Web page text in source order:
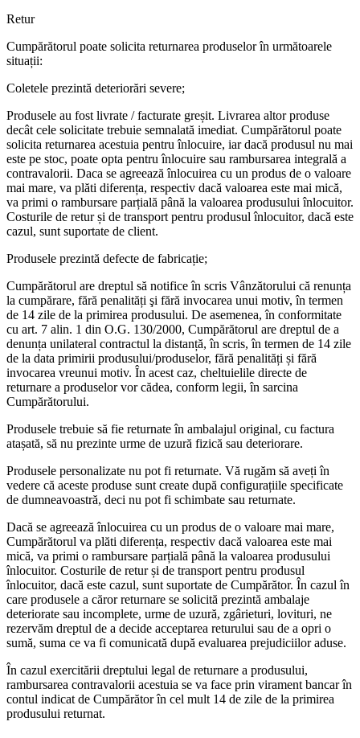
Retur
Cumpărătorul poate solicita returnarea produselor în următoarele
situații:
Coletele prezintă deteriorări severe;
Produsele au fost livrate / facturate greșit. Livrarea altor produse
decât cele solicitate trebuie semnalată imediat. Cumpărătorul poate
solicita returnarea acestuia pentru înlocuire, iar dacă produsul nu mai
este pe stoc, poate opta pentru înlocuire sau rambursarea integrală a
contravalorii. Daca se agreează înlocuirea cu un produs de o valoare
mai mare, va plăti diferența, respectiv dacă valoarea este mai mică,
va primi o rambursare parțială până la valoarea produsului înlocuitor.
Costurile de retur și de transport pentru produsul înlocuitor, dacă este
cazul, sunt suportate de client.
Produsele prezintă defecte de fabricație;
Cumpărătorul are dreptul să notifice în scris Vânzătorului că renunța
la cumpărare, fără penalități şi fără invocarea unui motiv, în termen
de 14 zile de la primirea produsului. De asemenea, în conformitate
cu art. 7 alin. 1 din O.G. 130/2000, Cumpărătorul are dreptul de a
denunța unilateral contractul la distanță, în scris, în termen de 14 zile
de la data primirii produsului/produselor, fără penalități și fără
invocarea vreunui motiv. În acest caz, cheltuielile directe de
returnare a produselor vor cădea, conform legii, în sarcina
Cumpărătorului.
Produsele trebuie să fie returnate în ambalajul original, cu factura
atașată, să nu prezinte urme de uzură fizică sau deteriorare.
Produsele personalizate nu pot fi returnate. Vă rugăm să aveți în
vedere că aceste produse sunt create după configurațiile specificate
de dumneavoastră, deci nu pot fi schimbate sau returnate.
Dacă se agreează înlocuirea cu un produs de o valoare mai mare,
Cumpărătorul va plăti diferența, respectiv dacă valoarea este mai
mică, va primi o rambursare parțială până la valoarea produsului
înlocuitor. Costurile de retur și de transport pentru produsul
înlocuitor, dacă este cazul, sunt suportate de Cumpărător. În cazul în
care produsele a căror returnare se solicită prezintă ambalaje
deteriorate sau incomplete, urme de uzură, zgârieturi, lovituri, ne
rezervăm dreptul de a decide acceptarea returului sau de a opri o
sumă, suma ce va fi comunicată după evaluarea prejudiciilor aduse.
În cazul exercitării dreptului legal de returnare a produsului,
rambursarea contravalorii acestuia se va face prin virament bancar în
contul indicat de Cumpărător în cel mult 14 de zile de la primirea
produsului returnat.